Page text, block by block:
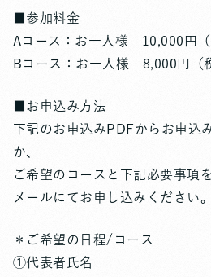
■参加料金
Aコース：お一人様 10,000円（
Bコース：お一人様 8,000円（
■お申込み方法
下記のお申込みPDFからお申込
か、
ご希望のコースと下記必要事項
メールにてお申し込みください。
＊ご希望の日程/コース
①代表者氏名